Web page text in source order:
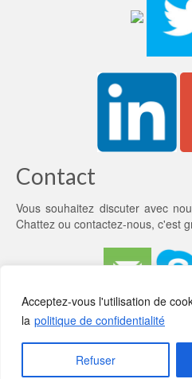
Acceptez-vous l'utilisation de
la politique de confidentialité
Refuser
Contact
Vous souhaitez discuter avec
Chattez ou contactez-nous, c'est
Qui sommes-nous? CGV Rencontrons-
Mentions légales
Politique de
© 2026 Anata - WordPress Theme by